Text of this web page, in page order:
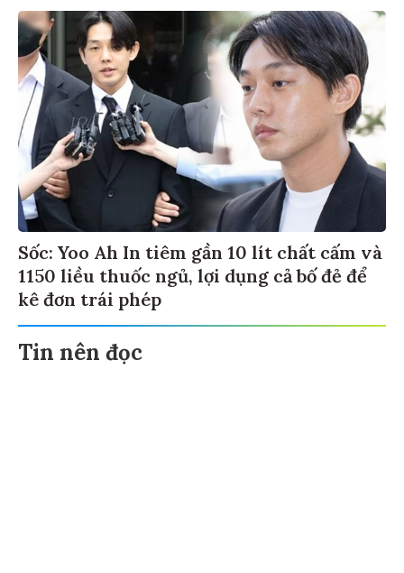
Sốc: Yoo Ah In tiêm gần 10 lít chất cấm và
1150 liều thuốc ngủ, lợi dụng cả bố đẻ để
kê đơn trái phép
Tin nên đọc